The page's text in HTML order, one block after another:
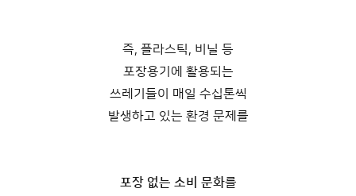
즉, 플라스틱, 비닐 등
포장용기에 활용되는
쓰레기들이 매일 수십톤씩
발생하고 있는 환경 문제를
포장 없는 소비 문화를
들어갈 메시지 영역